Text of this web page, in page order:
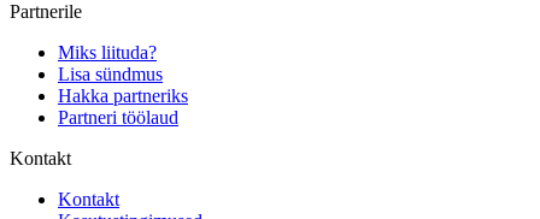
Partnerile
Miks liituda?
Lisa sündmus
Hakka partneriks
Partneri töölaud
Kontakt
Kontakt